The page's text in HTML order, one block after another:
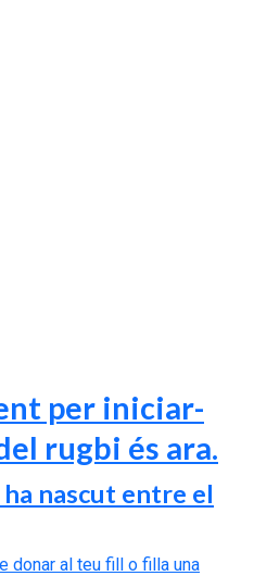
per iniciar-
rugbi és ara.
nascut entre el
donar al teu fill o filla una